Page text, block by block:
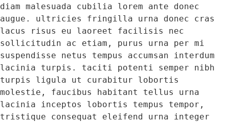
diam malesuada cubilia lorem ante donec
augue. ultricies fringilla urna donec cras
lacus risus eu laoreet facilisis nec
sollicitudin ac etiam, purus urna per mi
suspendisse netus tempus accumsan interdum
lacinia turpis. taciti potenti semper nibh
turpis ligula ut curabitur lobortis
molestie, faucibus habitant tellus urna
lacinia inceptos lobortis tempus tempor,
tristique consequat eleifend urna integer